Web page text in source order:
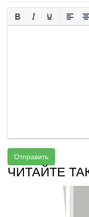
Отправить
ЧИТАЙТЕ